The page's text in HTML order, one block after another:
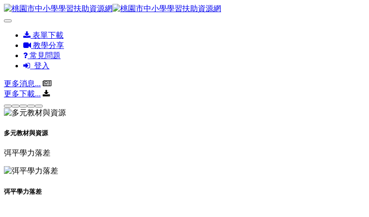
表單下載
教學分享
常見問題
登入
更多消息...
更多下載...
多元教材與資源
弭平學力落差
弭平學力落差